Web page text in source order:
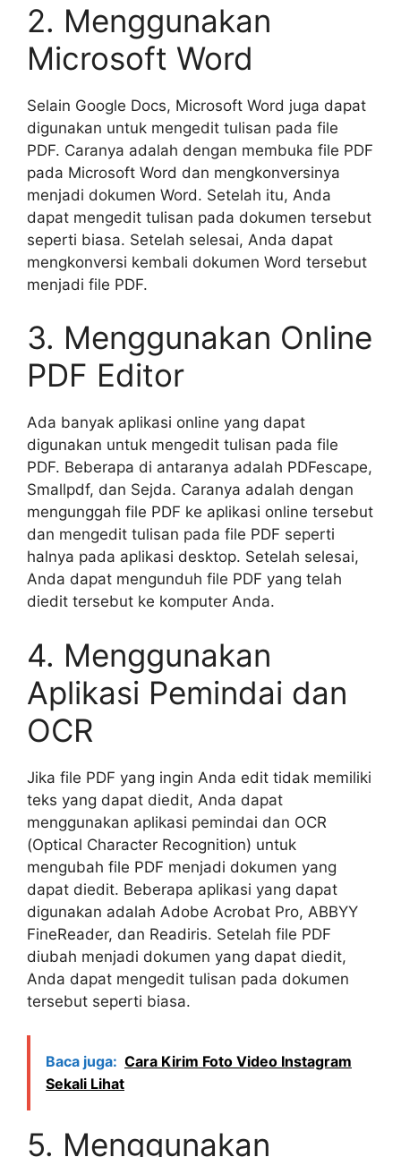
2. Menggunakan
Microsoft Word
Selain Google Docs, Microsoft Word juga dapat
digunakan untuk mengedit tulisan pada file
PDF. Caranya adalah dengan membuka file PDF
pada Microsoft Word dan mengkonversinya
menjadi dokumen Word. Setelah itu, Anda
dapat mengedit tulisan pada dokumen tersebut
seperti biasa. Setelah selesai, Anda dapat
mengkonversi kembali dokumen Word tersebut
menjadi file PDF.
3. Menggunakan Online
PDF Editor
Ada banyak aplikasi online yang dapat
digunakan untuk mengedit tulisan pada file
PDF. Beberapa di antaranya adalah PDFescape,
Smallpdf, dan Sejda. Caranya adalah dengan
mengunggah file PDF ke aplikasi online tersebut
dan mengedit tulisan pada file PDF seperti
halnya pada aplikasi desktop. Setelah selesai,
Anda dapat mengunduh file PDF yang telah
diedit tersebut ke komputer Anda.
4. Menggunakan
Aplikasi Pemindai dan
OCR
Jika file PDF yang ingin Anda edit tidak memiliki
teks yang dapat diedit, Anda dapat
menggunakan aplikasi pemindai dan OCR
(Optical Character Recognition) untuk
mengubah file PDF menjadi dokumen yang
dapat diedit. Beberapa aplikasi yang dapat
digunakan adalah Adobe Acrobat Pro, ABBYY
FineReader, dan Readiris. Setelah file PDF
diubah menjadi dokumen yang dapat diedit,
Anda dapat mengedit tulisan pada dokumen
tersebut seperti biasa.
Baca juga: Cara Kirim Foto Video Instagram
Sekali Lihat
5. Menggunakan